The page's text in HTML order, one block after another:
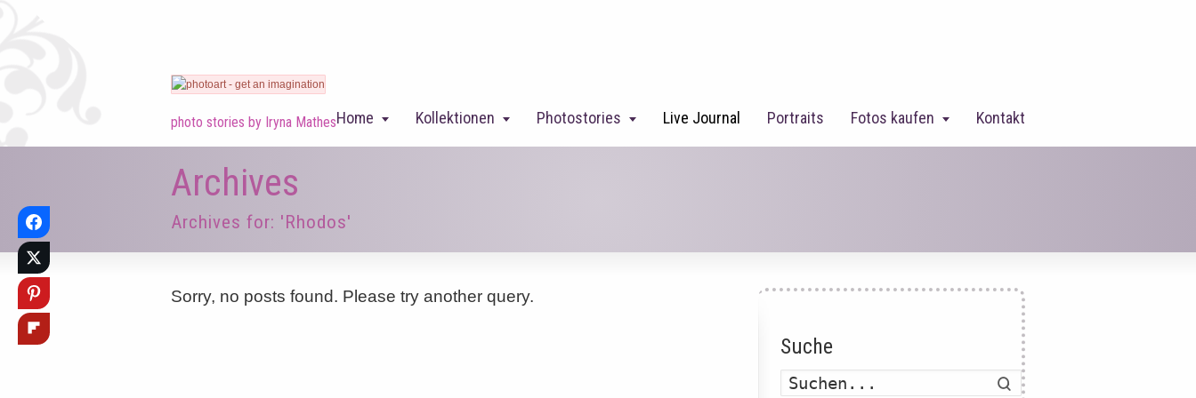
photo stories by Iryna MathesHome Kollektionen Photostories Live Journal Portraits Fotos kaufen Kontakt
Archives
Archives for: 'Rhodos'
Sorry, no posts found. Please try another query.
Suche
Suche